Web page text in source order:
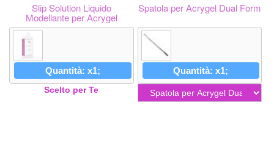
Slip Solution Liquido
Modellante per Acrygel
Professionale per Unghie 100
Quantità: x1;
Scelto per Te
Spatola per Acrygel Dual Form
Quantità: x1;